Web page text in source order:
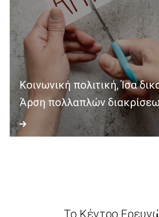
Κοινωνική πολιτική, Ίσα
Άρση πολλαπλών
Το Κέντρο